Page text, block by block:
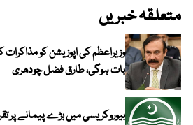
متعلقہ خبریں
وزیراعظم کی اپوزیشن کو
بات ہوگی، طارق فضل چودھری
بیوروکریسی میں بڑے پیمانے پر